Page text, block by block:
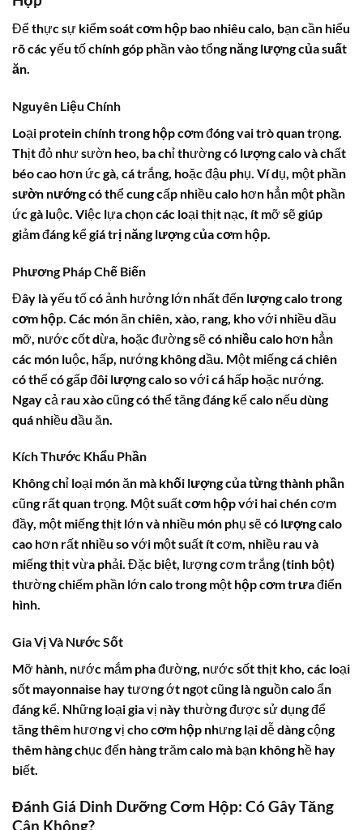
Để thực sự kiểm soátcơm hộp bao nhiêu calo, bạn cần hiểu
rõ các yếu tố chính góp phần vào tổngnăng lượng của suất
ăn.
Nguyên Liệu Chính
Loại protein chính tronghộp cơmđóng vai trò quan trọng.
Thịt đỏ như sườn heo, ba chỉ thường có lượng calovà chất
béo cao hơn ức gà, cá trắng, hoặc đậu phụ. Ví dụ, một phần
sườn nướngcó thể cung cấp nhiều calo hơn hẳn một phần
ức gà luộc. Việc lựa chọn các loại thịt nạc, ít mỡ sẽ giúp
giảm đáng kểgiá trị năng lượng của cơm hộp
Phương Pháp Chế Biến
Đây là yếu tố có ảnh hưởng lớn nhất đến lượng calo trong
cơm hộp . Các món ăn chiên, xào, rang, kho với nhiều dầu
mỡ, nước cốt dừa, hoặc đường sẽ có nhiều calo hơn hẳn
các món luộc, hấp, nướng không dầu. Một miếng cá chiên
có thể có gấp đôi lượng caloso với cá hấp hoặc nướng.
Ngay cả rau xào cũng có thể tăng đáng kểcalo nếu dùng
quá nhiều dầu ăn.
Kích Thước Khẩu Phần
Không chỉ loại món ăn mà khối lượng của từng thành phần
cũng rất quan trọng. Một suấtcơm hộpvới hai chén cơm
đầy, một miếng thịt lớn và nhiều món phụ sẽ có lượng calo
cao hơn rất nhiều so với một suất ít cơm, nhiều rau và
miếng thịt vừa phải. Đặc biệt, lượng cơm trắng (tinh bột)
thường chiếm phần lớncalotrong một hộp cơm trưađiển
hình.
Gia Vị Và Nước Sốt
Mỡ hành, nước mắm pha đường, nước sốt thịt kho, các loại
sốt mayonnaise hay tương ớt ngọt cũng là nguồncaloẩn
đáng kể. Những loại gia vị này thường được sử dụng để
tăng thêm hương vị chocơm hộp nhưng lại dễ dàng cộng
thêm hàng chục đến hàng trăm calo mà bạn không hề hay
biết.
Đánh Giá Dinh Dưỡng Cơm Hộp: Có Gây Tăng
Cân Không?